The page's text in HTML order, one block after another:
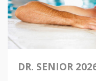
DR. SENIOR